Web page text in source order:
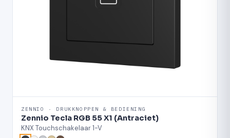
ZENNIO · DRUKKNOPPEN & BEDIENING
Zennio Tecla RGB 55 X1 (Antraciet)
KNX Touchschakelaar 1-V